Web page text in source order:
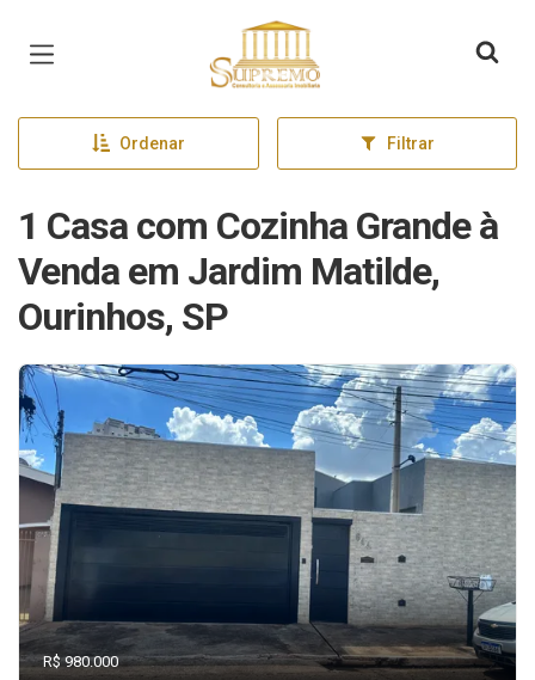
Página inicial
Ordenar Filtrar
1 Casa com Cozinha Grande à
Venda em Jardim Matilde,
Ourinhos, SP
R$ 980.000